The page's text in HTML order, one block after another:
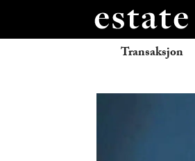
Transaksjon